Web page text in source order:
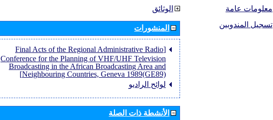
الوثائق
المنشورات
[Final Acts of the Regional Administrative Radio
Conference for the Planning of VHF/UHF Television
Broadcasting in the African Broadcasting Area and
Neighbouring Countries, Geneva 1989(GE89)]
لوائح الراديو
الأنشطة ذات الصلة
معلومات عامة
تسجيل المندوبين